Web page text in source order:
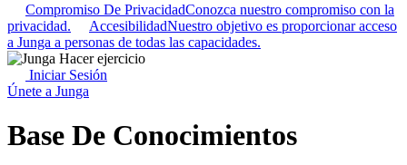
Compromiso De PrivacidadConozca nuestro compromiso con la
privacidad.
AccesibilidadNuestro objetivo es proporcionar acceso
a Junga a personas de todas las capacidades.
Iniciar Sesión
Únete a Junga
Base De Conocimientos